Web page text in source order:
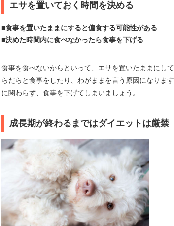
エサを置いておく時間を決める
■食事を置いたままにすると偏食する可能性がある
■決めた時間内に食べなかったら食事を下げる
食事を食べないからといって、エサを置いたままにし
らだらと食事をしたり、わがままを言う原因になりま
に関わらず、食事を下げてしまいましょう。
成長期が終わるまではダイエットは厳禁